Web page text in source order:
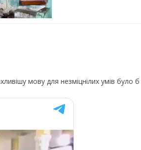
мову для незміцнілих умів було